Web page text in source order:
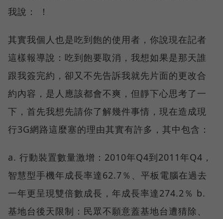
我說： ！
其實我個人也是吃到飽的使用者，你說現在記者
這樣報導說：吃到飽要取消，我想如果是那天誰
跟我簽完約，卻又不先告訴我就先片面的更改合
約內容，是人應該都會不爽，但靜下心思考了一
下，首先我想先請你了解幾件事情，現在造成現
行3G網路這麼塞的理由其實有許多，其中包含：
a. 行動裝置數量激增：2010年Q4到2011年Q4，
智慧型手機年成長率達62.7％、平板電腦在過去
一年更呈現雙倍數成長，年成長率達274.2％ b.
基地台後天限制：民眾不願意蓋基地台遭猜除、